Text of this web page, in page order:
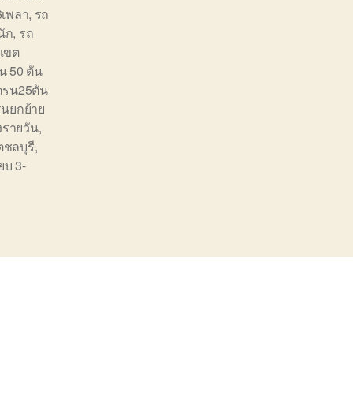
พลา, รถ
ก, รถ
ขต
50 ตัน
รน25ตัน
ยกย้าย
ายวัน,
ชลบุรี,
บ 3-